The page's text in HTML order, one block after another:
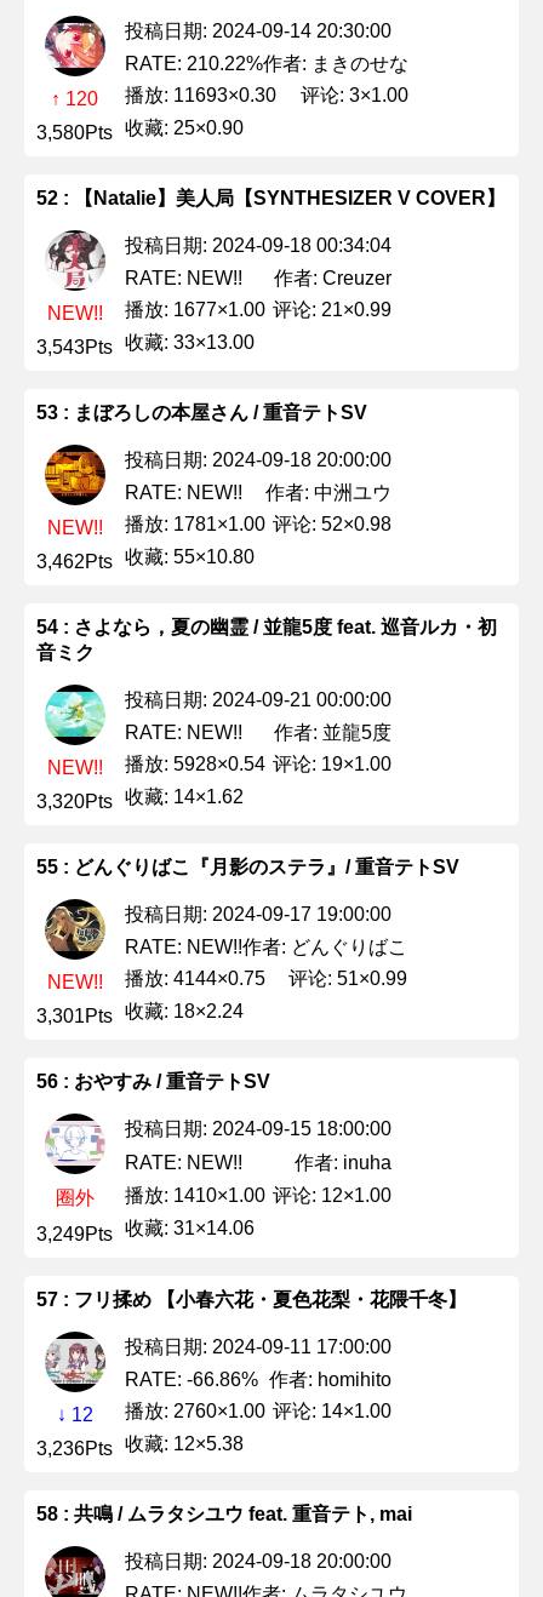
↑ 120
3,580Pts
投稿日期: 2024-09-14 20:30:00
RATE: 210.22%作者: まきのせな
播放: 11693×0.30
评论: 3×1.00
收藏: 25×0.90
52 : 【Natalie】美人局【SYNTHESIZER V COVER】
NEW!!
3,543Pts
投稿日期: 2024-09-18 00:34:04
RATE: NEW!!
作者: Creuzer
播放: 1677×1.00 评论: 21×0.99
收藏: 33×13.00
53 : まぼろしの本屋さん / 重音テトSV
NEW!!
3,462Pts
投稿日期: 2024-09-18 20:00:00
RATE: NEW!!
作者: 中洲ユウ
播放: 1781×1.00 评论: 52×0.98
收藏: 55×10.80
54 : さよなら，夏の幽霊 / 並龍5度 feat. 巡音ルカ・初
音ミク
NEW!!
3,320Pts
投稿日期: 2024-09-21 00:00:00
RATE: NEW!!
作者: 並龍5度
播放: 5928×0.54 评论: 19×1.00
收藏: 14×1.62
55 : どんぐりばこ『月影のステラ』/ 重音テトSV
NEW!!
3,301Pts
投稿日期: 2024-09-17 19:00:00
RATE: NEW!!作者: どんぐりばこ
播放: 4144×0.75
评论: 51×0.99
收藏: 18×2.24
56 : おやすみ / 重音テトSV
圈外
3,249Pts
投稿日期: 2024-09-15 18:00:00
RATE: NEW!!
作者: inuha
播放: 1410×1.00 评论: 12×1.00
收藏: 31×14.06
57 : フリ揉め 【小春六花・夏色花梨・花隈千冬】
↓ 12
3,236Pts
投稿日期: 2024-09-11 17:00:00
RATE: -66.86% 作者: homihito
播放: 2760×1.00 评论: 14×1.00
收藏: 12×5.38
58 : 共鳴 / ムラタシユウ feat. 重音テト, mai
投稿日期: 2024-09-18 20:00:00